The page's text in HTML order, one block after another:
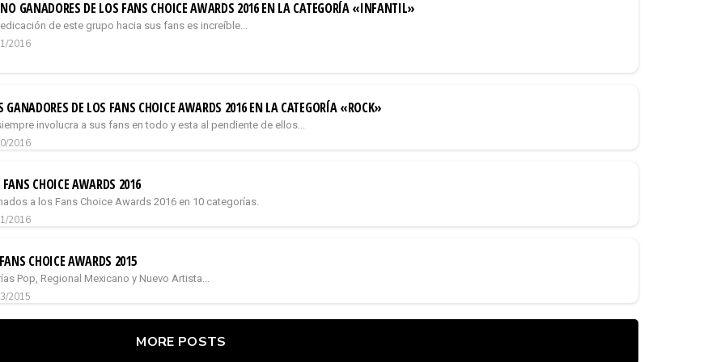
GANADORES DE LOS FANS CHOICE AWARDS 2016 EN LA CATEGORÍA «INFANTIL»
de este grupo hacia sus fans es increíble...
2016
GANADORES DE LOS FANS CHOICE AWARDS 2016 EN LA CATEGORÍA «ROCK»
involucra a sus fans en todo y esta al pendiente de ellos...
2016
CHOICE AWARDS 2016
a los Fans Choice Awards 2016 en 10 categorías.
2016
CHOICE AWARDS 2015
Pop, Regional Mexicano y Nuevo Artista...
2015
MORE POSTS